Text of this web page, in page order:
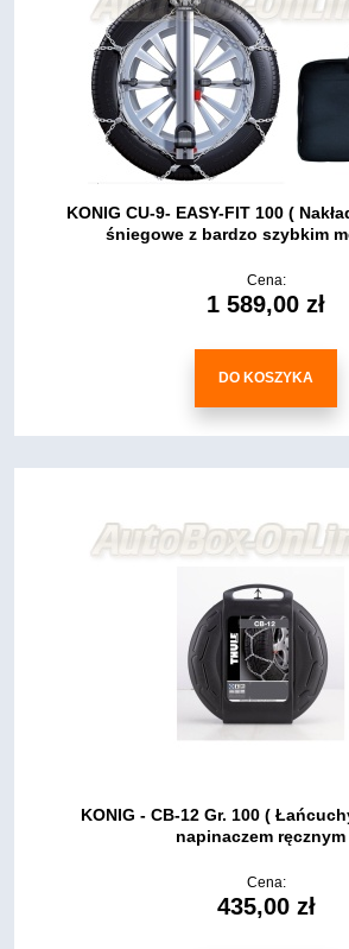
KONIG CU-9- EASY-FIT 100 (
śniegowe z bardzo szybkim
Cena:
1 589,00 zł
DO KOSZYKA
KONIG - CB-12 Gr. 100 (
napinaczem ręcznym
Cena:
435,00 zł